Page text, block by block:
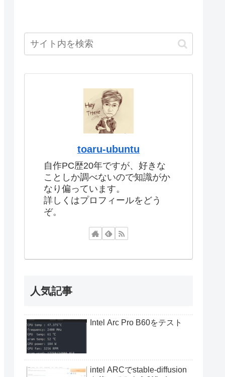
toaru-ubuntu
自作PC歴20年ですが、好きな
ことしか調べないので知識がか
なり偏っています。
詳しくはプロフィールをどう
ぞ。
人気記事
Intel Arc Pro B60をテスト
intel ARCでstable-diffusion